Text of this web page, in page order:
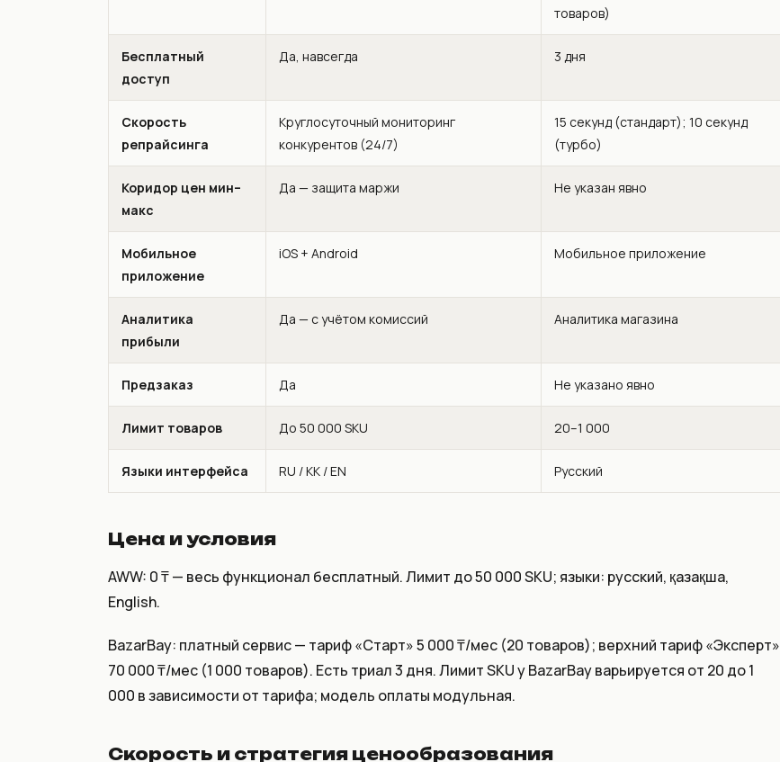
товаров)
Бесплатный
доступ
Да, навсегда 3 дня
Скорость
репрайсинга
Круглосуточный мониторинг
конкурентов (24/7)
15 секунд (стандарт); 10 секунд
(турбо)
Коридор цен мин–
макс
Да — защита маржи Не указан явно
Мобильное
приложение
iOS + Android Мобильное приложение
Аналитика
прибыли
Да — с учётом комиссий Аналитика магазина
Предзаказ Да Не указано явно
Лимит товаров До 50 000 SKU 20–1 000
Языки интерфейса RU / KK / EN Русский
Цена и условия
AWW: 0 ₸ — весь функционал бесплатный. Лимит до 50 000 SKU; языки: русский, қазақша,
English.
BazarBay: платный сервис — тариф «Старт» 5 000 ₸/мес (20 товаров); верхний тариф «Эксперт»
70 000 ₸/мес (1 000 товаров). Есть триал 3 дня. Лимит SKU у BazarBay варьируется от 20 до 1
000 в зависимости от тарифа; модель оплаты модульная.
Скорость и стратегия ценообразования